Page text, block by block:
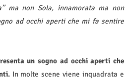
ma non Sola, innamorata ma non
ad occhi aperti che mi fa sentire
un sogno ad occhi aperti che
In molte scene viene inquadrata e